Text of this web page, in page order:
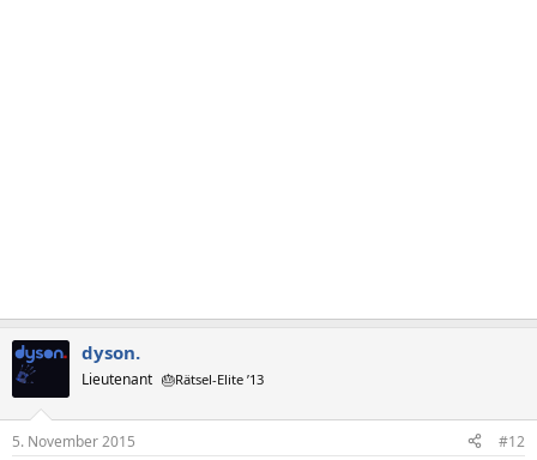
dyson.
Lieutenant 🎂Rätsel-Elite ’13
5. November 2015 #12